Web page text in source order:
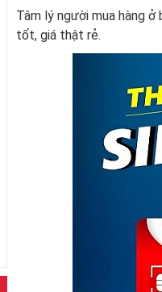
Tâm lý người mua hàng
tốt, giá thật rẻ.